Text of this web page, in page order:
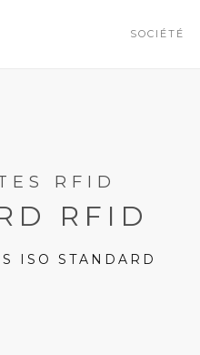
SOCIÉTÉ
RFID
RFID
ISO STANDARD